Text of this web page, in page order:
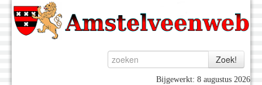
Bijgewerkt: 8 augustus 2026